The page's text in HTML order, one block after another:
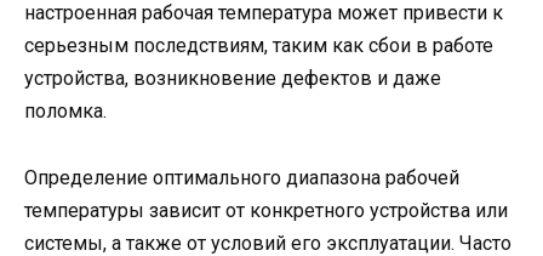
настроенная рабочая температура может привести к
серьезным последствиям, таким как сбои в работе
устройства, возникновение дефектов и даже
поломка.
Определение оптимального диапазона рабочей
температуры зависит от конкретного устройства или
системы, а также от условий его эксплуатации. Часто